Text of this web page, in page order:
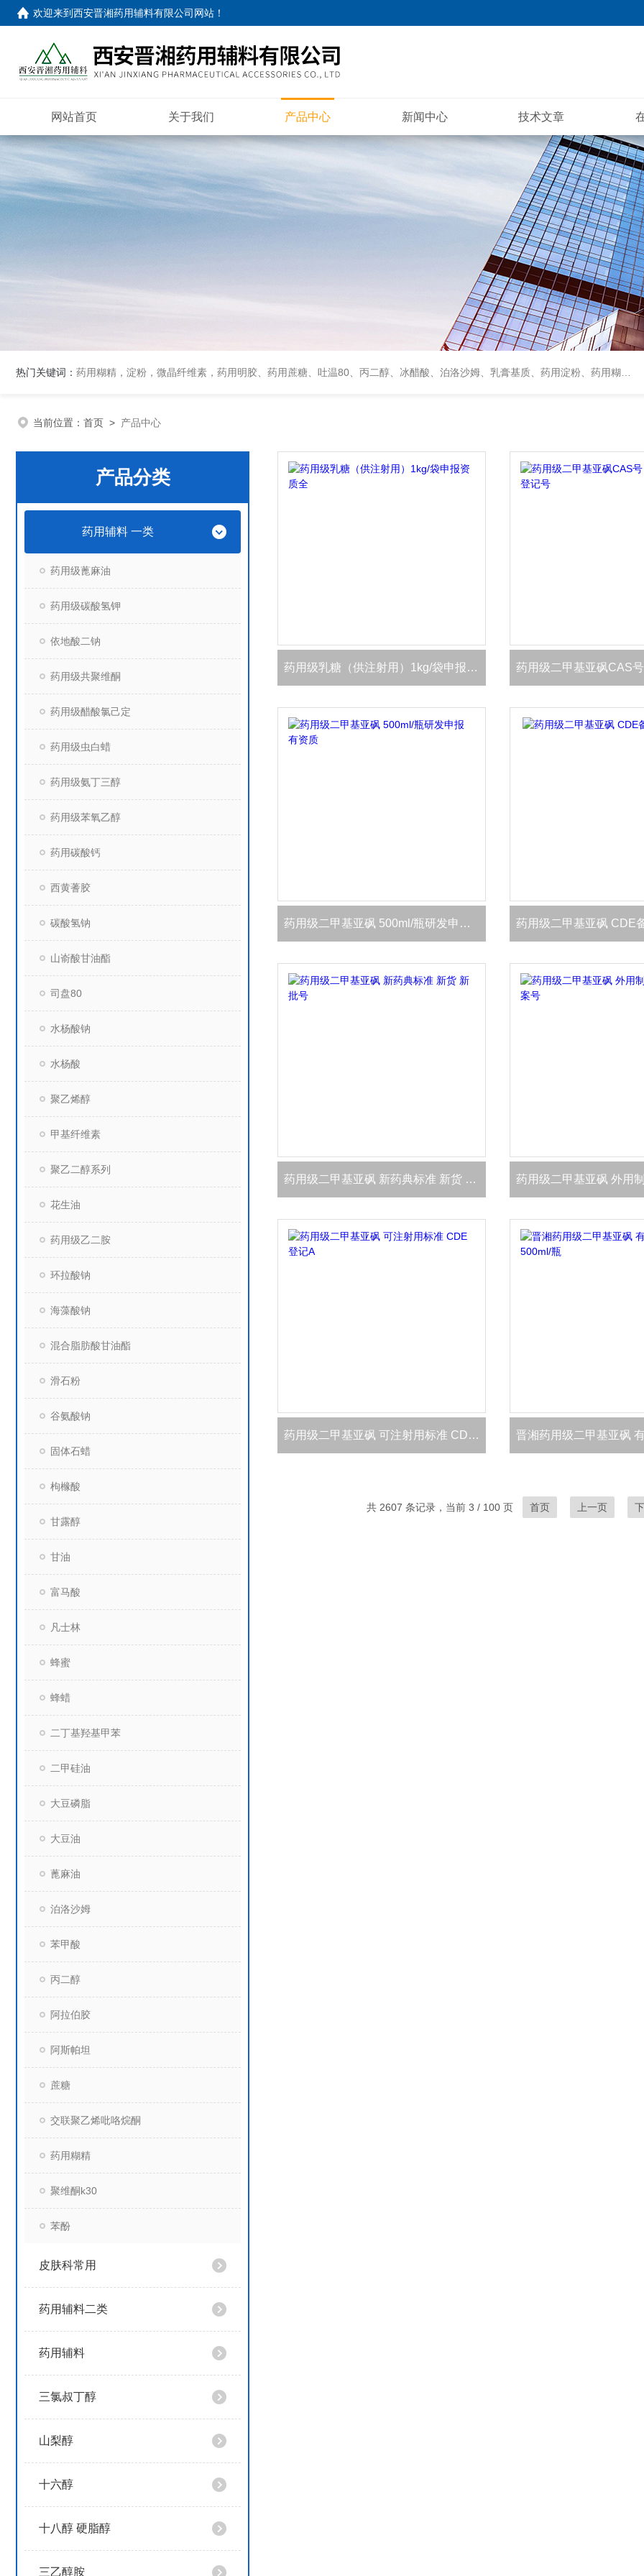
欢迎来到西安晋湘药用辅料有限公司网站 ！
网站首页 关于我们 产品中心 新闻中心 技术文章
热门关键词： 药用糊精，淀粉，微晶纤维素，药用明胶、药用蔗糖、吐温80、丙二醇、冰醋酸、泊洛沙姆、乳膏基质、药用淀粉、药用糊精、硬脂酸镁、聚丙烯酸树脂系列、羧甲基淀粉钠、羧甲基纤维素钠、可溶性淀粉、甘露醇、羟丙纤维素、羟丙基甲基纤维素、乳糖、交联聚维酮、交联羧甲基纤维素钠、聚乙二醇（PEG）系列、二氧化硅、聚乙烯吡咯烷酮、十八醇、十六醇、预交化淀粉、微晶纤维素、甲基纤维素、乙基纤维素，三氯蔗糖，麝香草酚，药用蜂蜜，
当前位置： 首页 > 产品中心
产品分类
药用辅料 一类
药用级蓖麻油
药用级碳酸氢钾
依地酸二钠
药用级共聚维酮
药用级醋酸氯己定
药用级虫白蜡
药用级氨丁三醇
药用级苯氧乙醇
药用碳酸钙
西黄蓍胶
碳酸氢钠
山嵛酸甘油酯
司盘80
水杨酸钠
水杨酸
聚乙烯醇
甲基纤维素
聚乙二醇系列
花生油
药用级乙二胺
环拉酸钠
海藻酸钠
混合脂肪酸甘油酯
滑石粉
谷氨酸钠
固体石蜡
枸橼酸
甘露醇
甘油
富马酸
凡士林
蜂蜜
蜂蜡
二丁基羟基甲苯
二甲硅油
大豆磷脂
大豆油
蓖麻油
泊洛沙姆
苯甲酸
丙二醇
阿拉伯胶
阿斯帕坦
蔗糖
交联聚乙烯吡咯烷酮
药用糊精
聚维酮k30
苯酚
皮肤科常用
药用辅料二类
药用辅料
三氯叔丁醇
山梨醇
十六醇
十八醇 硬脂醇
三乙醇胺
药用级乳糖（供注射用）1kg/袋申报资质全
药用级二甲基亚砜 500ml/瓶研发申报 有资质
药用级二甲基亚砜 新药典标准 新货 新批号
药用级二甲基亚砜 可注射用标准 CDE登记A
共 2607 条记录，当前 3 / 100 页 首页 上一页